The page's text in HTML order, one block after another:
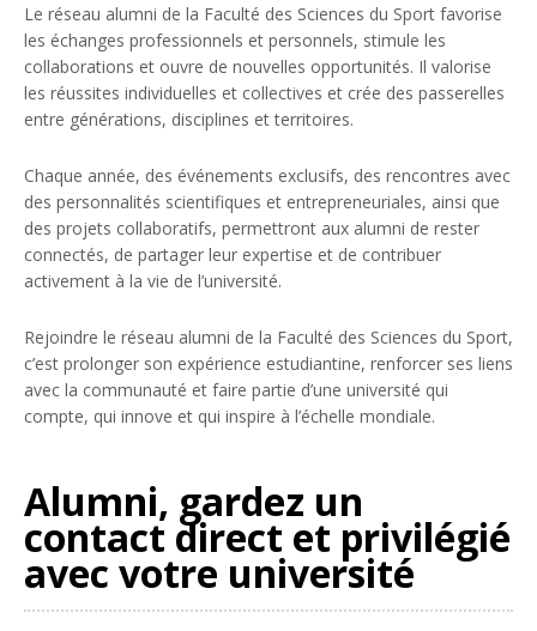
Le réseau alumni de la Faculté des Sciences du Sport favorise
les échanges professionnels et personnels, stimule les
collaborations et ouvre de nouvelles opportunités. Il valorise
les réussites individuelles et collectives et crée des passerelles
entre générations, disciplines et territoires.
Chaque année, des événements exclusifs, des rencontres avec
des personnalités scientifiques et entrepreneuriales, ainsi que
des projets collaboratifs, permettront aux alumni de rester
connectés, de partager leur expertise et de contribuer
activement à la vie de l’université.
Rejoindre le réseau alumni de la Faculté des Sciences du Sport,
c’est prolonger son expérience estudiantine, renforcer ses liens
avec la communauté et faire partie d’une université qui
compte, qui innove et qui inspire à l’échelle mondiale.
Alumni, gardez un
contact direct et privilégié
avec votre université